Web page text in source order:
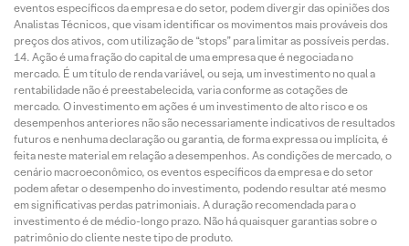
eventos específicos da empresa e do setor, podem divergir das opiniões dos
Analistas Técnicos, que visam identificar os movimentos mais prováveis dos
preços dos ativos, com utilização de “stops” para limitar as possíveis perdas.
Ação é uma fração do capital de uma empresa que é negociada no
mercado. É um título de renda variável, ou seja, um investimento no qual a
rentabilidade não é preestabelecida, varia conforme as cotações de
mercado. O investimento em ações é um investimento de alto risco e os
desempenhos anteriores não são necessariamente indicativos de resultados
futuros e nenhuma declaração ou garantia, de forma expressa ou implícita, é
feita neste material em relação a desempenhos. As condições de mercado, o
cenário macroeconômico, os eventos específicos da empresa e do setor
podem afetar o desempenho do investimento, podendo resultar até mesmo
em significativas perdas patrimoniais. A duração recomendada para o
investimento é de médio-longo prazo. Não há quaisquer garantias sobre o
patrimônio do cliente neste tipo de produto.